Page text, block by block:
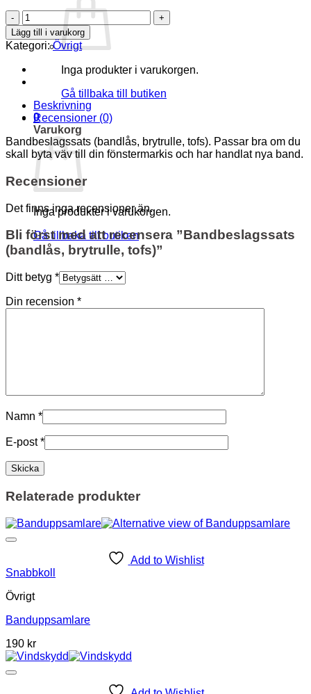
Inga produkter i varukorgen.
Gå tillbaka till butiken
0
Varukorg
Inga produkter i varukorgen.
Gå tillbaka till butiken
Bandbeslagssats
(bandlås,
brytrulle,
tofs)
mängd
Lägg till i varukorg
Kategori:Övrigt
Beskrivning
Recensioner (0)
Bandbeslagssats (bandlås, brytrulle, tofs). Passar bra om du
skall byta väv till din fönstermarkis och har handlat nya band.
Recensioner
Det finns inga recensioner än.
Bli först med att recensera ”Bandbeslagssats
(bandlås, brytrulle, tofs)”
Ditt betyg *
Din recension *
Namn *
E-post*
Relaterade produkter
Add to Wishlist
Snabbkoll
Övrigt
Banduppsamlare
190 kr